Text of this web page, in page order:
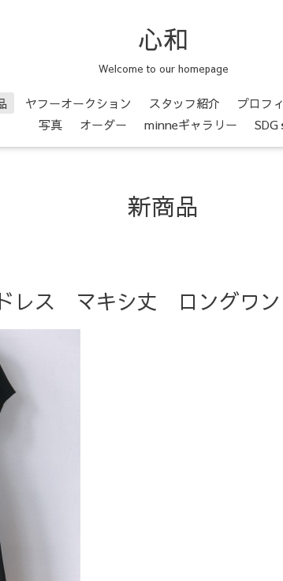
心和
Welcome to our homepage
ヤフーオークション スタッフ紹介 プロフ
写真
オーダー minneギャラリー SDG
新商品
レス マキシ丈 ロングワン